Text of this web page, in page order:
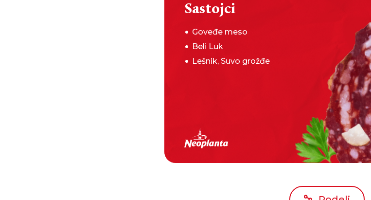
Sastojci
Goveđe meso
Beli Luk
Lešnik, Suvo grožđe